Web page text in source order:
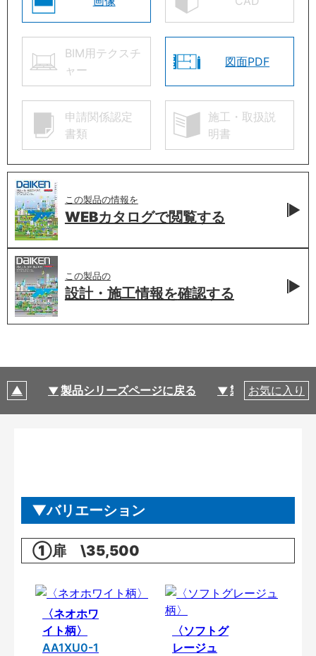
BIM用テクスチ
ャー
図面PDF
申請関係認定
書類
施工・取扱説
明書
この製品の情報を
WEBカタログで閲覧する
この製品の
設計・施工情報を確認する
製品シリーズページに戻る 製品仕様
お気に入り
バリエーション
①扉 \35,500
〈ネオホワ
イト柄〉
AA1XU0-1
〈ソフトグ
レージュ